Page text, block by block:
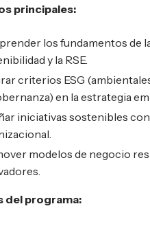
principales:
los fundamentos de
y la RSE.
criterios ESG
en la estrategia
iniciativas sostenibles
modelos de negocio
del programa: